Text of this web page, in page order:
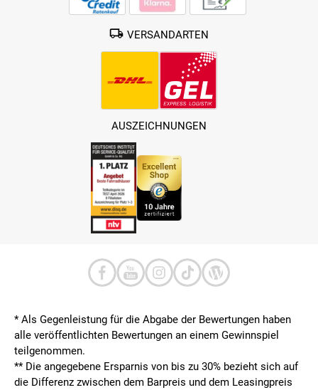
VERSANDARTEN
AUSZEICHNUNGEN
* Als Gegenleistung für die Abgabe der Bewertungen haben
alle veröffentlichten Bewertungen an einem Gewinnspiel
teilgenommen.
** Die angegebene Ersparnis von bis zu 30% bezieht sich auf
die Differenz zwischen dem Barpreis und dem Leasingpreis